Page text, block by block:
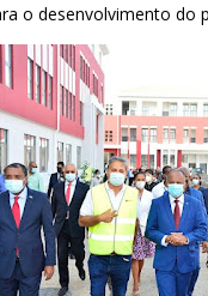
o desenvolvimento do